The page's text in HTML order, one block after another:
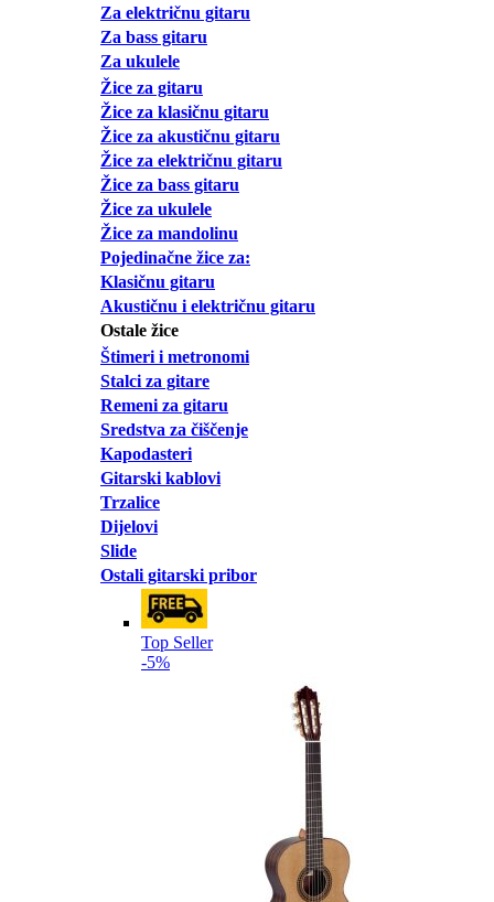
Za električnu gitaru
Za bass gitaru
Za ukulele
Žice za gitaru
Žice za klasičnu gitaru
Žice za akustičnu gitaru
Žice za električnu gitaru
Žice za bass gitaru
Žice za ukulele
Žice za mandolinu
Pojedinačne žice za:
Klasičnu gitaru
Akustičnu i električnu gitaru
Ostale žice
Štimeri i metronomi
Stalci za gitare
Remeni za gitaru
Sredstva za čiščenje
Kapodasteri
Gitarski kablovi
Trzalice
Dijelovi
Slide
Ostali gitarski pribor
Top Seller
-5%